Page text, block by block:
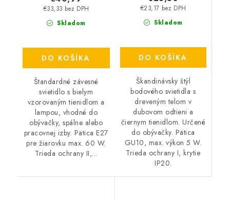
Skladom
€33,33 bez DPH
DO KOŠÍKA
Štandardné závesné
svietidlo s bielym
vzorovaným tienidlom a
lampou, vhodné do
obývačky, spálne alebo
pracovnej izby. Pätica E27
pre žiarovku max. 60 W.
Trieda ochrany II,...
Skladom
€23,17 bez DPH
DO KOŠÍKA
Škandinávsky štýl
bodového svietidla s
dreveným telom v
dubovom odtieni a
čiernym tienidlom. Určené
do obývačky. Pätica
GU10, max. výkon 5 W.
Trieda ochrany I, krytie
IP20.